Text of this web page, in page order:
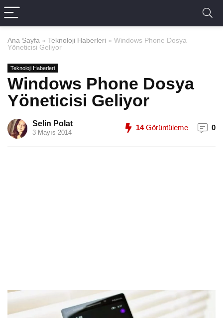
Ana Sayfa » Teknoloji Haberleri » Windows Phone Dosya
Yöneticisi Geliyor
Teknoloji Haberleri
Windows Phone Dosya
Yöneticisi Geliyor
Selin Polat
3 Mayıs 2014
14Görüntüleme 0